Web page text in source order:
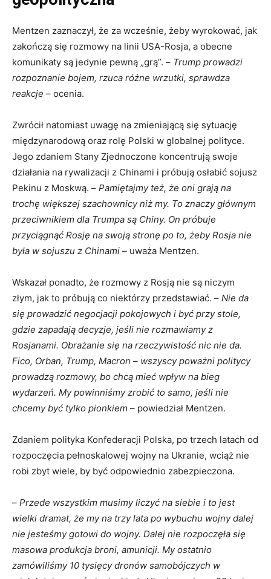
Mentzen zaznaczył, że za wcześnie, żeby wyrokować, jak
zakończą się rozmowy na linii USA-Rosja, a obecne
komunikaty są jedynie pewną „grą”. – Trump prowadzi
rozpoznanie bojem, rzuca różne wrzutki, sprawdza
reakcje – ocenia.
Zwrócił natomiast uwagę na zmieniającą się sytuację
międzynarodową oraz rolę Polski w globalnej polityce.
Jego zdaniem Stany Zjednoczone koncentrują swoje
działania na rywalizacji z Chinami i próbują osłabić sojusz
Pekinu z Moskwą. – Pamiętajmy też, że oni grają na
trochę większej szachownicy niż my. To znaczy głównym
przeciwnikiem dla Trumpa są Chiny. On próbuje
przyciągnąć Rosję na swoją stronę po to, żeby Rosja nie
była w sojuszu z Chinami – uważa Mentzen.
Wskazał ponadto, że rozmowy z Rosją nie są niczym
złym, jak to próbują co niektórzy przedstawiać. – Nie da
się prowadzić negocjacji pokojowych i być przy stole,
gdzie zapadają decyzje, jeśli nie rozmawiamy z
Rosjanami. Obrażanie się na rzeczywistość nic nie da.
Fico, Orban, Trump, Macron – wszyscy poważni politycy
prowadzą rozmowy, bo chcą mieć wpływ na bieg
wydarzeń. My powinniśmy zrobić to samo, jeśli nie
chcemy być tylko pionkiem – powiedział Mentzen.
Zdaniem polityka Konfederacji Polska, po trzech latach od
rozpoczęcia pełnoskalowej wojny na Ukranie, wciąż nie
robi zbyt wiele, by być odpowiednio zabezpieczona.
– Przede wszystkim musimy liczyć na siebie i to jest
wielki dramat, że my na trzy lata po wybuchu wojny dalej
nie jesteśmy gotowi do wojny. Dalej nie rozpoczęła się
masowa produkcja broni, amunicji. My ostatnio
zamówiliśmy 10 tysięcy dronów samobójczych w